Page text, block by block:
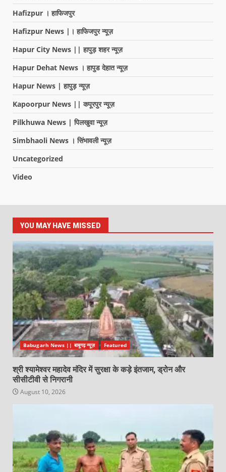
Hafizpur । हाफिजपुर
Hafizpur News |। हाफिजपुर न्यूज़
Hapur City News || हापुड़ शहर न्यूज़
Hapur Dehat News । हापुड देहात न्यूज़
Hapur News | हापुड़ न्यूज़
Kapoorpur News || कपूरपुर न्यूज़
Pilkhuwa News | पिलखुवा न्यूज़
Simbhaoli News । सिंभावली न्यूज़
Uncategorized
Video
YOU MAY HAVE MISSED
Babugarh News || बाबूगढ़ न्यूज़ Featured
श्री श्यामेश्वर महादेव मंदिर में सुरक्षा के कड़े इंतजाम, ड्रोन और
सीसीटीवी से निगरानी
August 10, 2026